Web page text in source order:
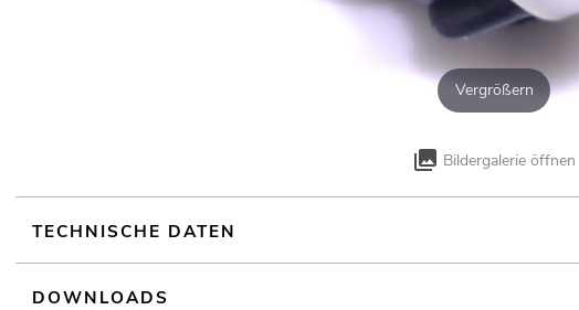
Vergrößern
Bildergalerie öffnen
TECHNISCHE DATEN
DOWNLOADS